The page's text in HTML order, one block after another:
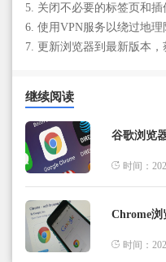
5. 关闭不必要的标签页和插
6. 使用VPN服务以绕过地理
7. 更新浏览器到最新版本，
继续阅读
谷歌浏览
时间：
Chrome
时间：